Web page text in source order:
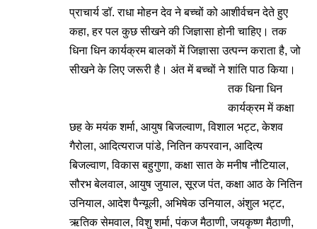
प्राचार्य डॉ. राधा मोहन देव ने बच्चों को आशीर्वचन देते हुए
कहा, हर पल कुछ सीखने की जिज्ञासा होनी चाहिए। तक
धिना धिन कार्यक्रम बालकों में जिज्ञासा उत्पन्न कराता है, जो
सीखने के लिए जरूरी है। अंत में बच्चों ने शांति पाठ किया।
तक धिना धिन
कार्यक्रम में कक्षा
छह के मयंक शर्मा, आयुष बिजल्वाण, विशाल भट्ट, केशव
गैरोला, आदित्यराज पांडे, नितिन कपरवान, आदित्य
बिजल्वाण, विकास बहुगुणा, कक्षा सात के मनीष नौटियाल,
सौरभ बेलवाल, आयुष जुयाल, सूरज पंत, कक्षा आठ के नितिन
उनियाल, आदेश पैन्यूली, अभिषेक उनियाल, अंशुल भट्ट,
ऋतिक सेमवाल, विशु शर्मा, पंकज मैठाणी, जयकृष्ण मैठाणी,